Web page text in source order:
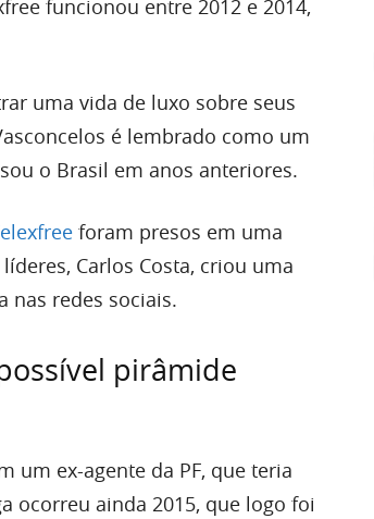
funcionou entre 2012 e 2014,
uma vida de luxo sobre seus
é lembrado como um
o Brasil em anos anteriores.
foram presos em uma
Carlos Costa, criou uma
nas redes sociais.
pirâmide
um ex-agente da PF, que teria
ocorreu ainda 2015, que logo foi